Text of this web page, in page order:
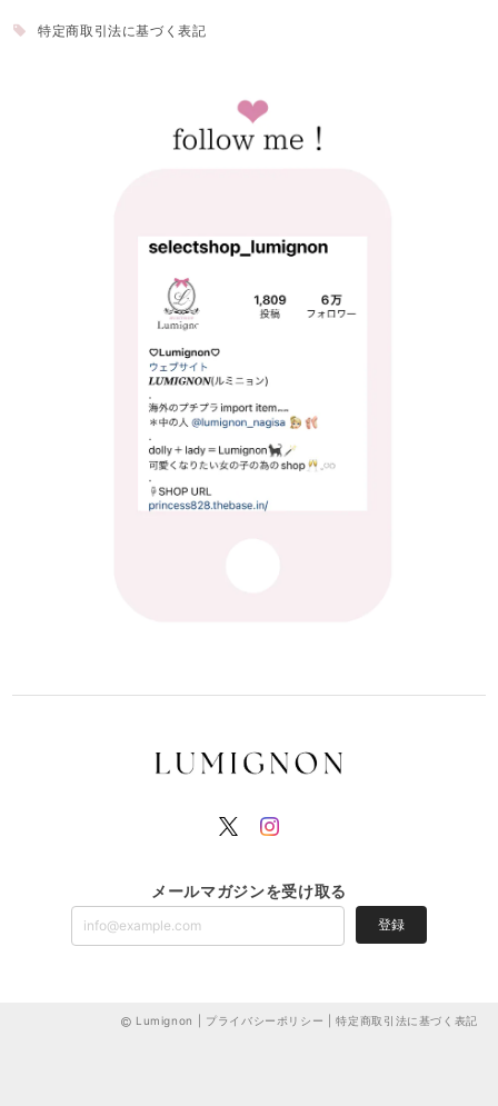
特定商取引法に基づく表記
メールマガジンを受け取る
登録
Lumignon | プライバシーポリシー |特定商取引法に基づく表記